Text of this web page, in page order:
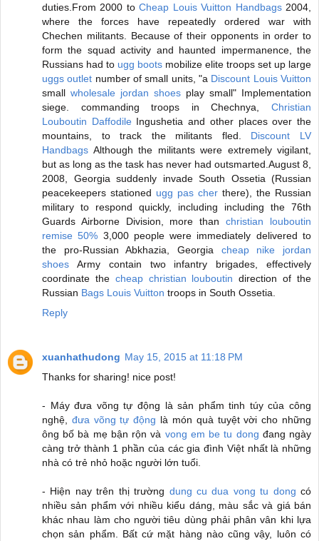
duties.From 2000 toCheap Louis Vuitton Handbags2004,
where the forces have repeatedly ordered war with
Chechen militants. Because of their opponents in order to
form the squad activity and haunted impermanence, the
Russians had to ugg boots mobilize elite troops set up large
uggs outlet number of small units, "a Discount Louis Vuitton
small wholesale jordan shoes play small" Implementation
siege. commanding troops in Chechnya, Christian
Louboutin DaffodileIngushetia and other places over the
mountains, to track the militants fled. Discount LV
Handbags Although the militants were extremely vigilant,
but as long as the task has never had outsmarted.August 8,
2008, Georgia suddenly invade South Ossetia (Russian
peacekeepers stationed ugg pas cher there), the Russian
military to respond quickly, including including the 76th
Guards Airborne Division, more thanchristian louboutin
remise 50% 3,000 people were immediately delivered to
the pro-Russian Abkhazia, Georgia cheap nike jordan
shoes Army contain two infantry brigades, effectively
coordinate the cheap christian louboutin direction of the
Russian Bags Louis Vuitton troops in South Ossetia.
Reply
xuanhathudong May 15, 2015 at 11:18 PM
Thanks for sharing! nice post!
- Máy đưa võng tự động là sản phẩm tinh túy của công
nghệ, đưa võng tự động là món quà tuyệt vời cho những
ông bố bà mẹ bận rộn và vong em be tu dong đang ngày
càng trở thành 1 phần của các gia đình Việt nhất là những
nhà có trẻ nhỏ hoặc người lớn tuổi.
- Hiện nay trên thị trường dung cu dua vong tu dong có
nhiều sản phẩm với nhiều kiểu dáng, màu sắc và giá bán
khác nhau làm cho người tiêu dùng phải phân vân khi lựa
chọn sản phẩm. Bất cứ mặt hàng nào cũng vậy, luôn có